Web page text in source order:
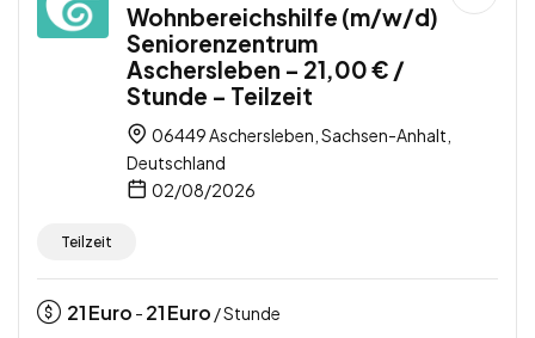
Wohnbereichshilfe (m/w/d)
Seniorenzentrum
Aschersleben – 21,00 € /
Stunde – Teilzeit
06449 Aschersleben, Sachsen-Anhalt,
Deutschland
02/08/2026
Teilzeit
21Euro - 21Euro / Stunde